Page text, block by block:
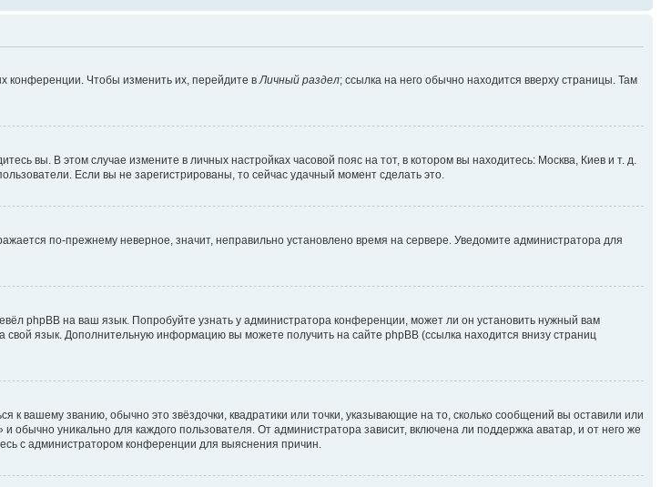
конференции. Чтобы изменить их, перейдите в Личный раздел; ссылка на него обычно находится вверху страницы. Там
вы. В этом случае измените в личных настройках часовой пояс на тот, в котором вы находитесь: Москва, Киев и т. д.
Если вы не зарегистрированы, то сейчас удачный момент сделать это.
по-прежнему неверное, значит, неправильно установлено время на сервере. Уведомите администратора для
phpBB на ваш язык. Попробуйте узнать у администратора конференции, может ли он установить нужный вам
свой язык. Дополнительную информацию вы можете получить на сайте phpBB (ссылка находится внизу страниц
к вашему званию, обычно это звёздочки, квадратики или точки, указывающие на то, сколько сообщений вы оставили или
уникально для каждого пользователя. От администратора зависит, включена ли поддержка аватар, и от него же
с администратором конференции для выяснения причин.